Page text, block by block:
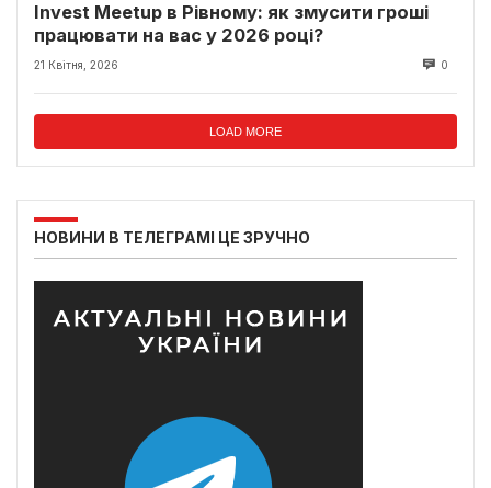
Invest Meetup в Рівному: як змусити гроші
працювати на вас у 2026 році?
21 Квітня, 2026 0
LOAD MORE
НОВИНИ В ТЕЛЕГРАМІ ЦЕ ЗРУЧНО